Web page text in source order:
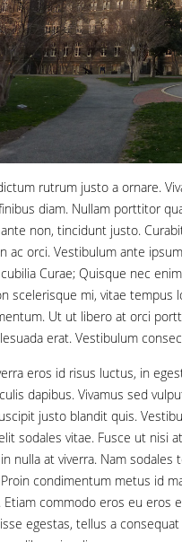
rutrum justo a ornare.
diam. Nullam porttitor
non, tincidunt justo.
ac orci. Vestibulum ante
Curae; Quisque nec
scelerisque mi, vitae tempus
Ut ut libero at orci
erat. Vestibulum
eros id risus luctus, in
dapibus. Vivamus sed
justo blandit quis.
sodales vitae. Fusce ut nisi
nulla at viverra. Nam
condimentum metus id
Etiam commodo eros eu eros
egestas, tellus a